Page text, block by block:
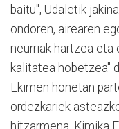
baitu", Udaletik
ondoren, airearen
neurriak hartzea eta
kalitatea hobetzea"
Ekimen honetan
ordezkariek
hitzarmena, Kimika